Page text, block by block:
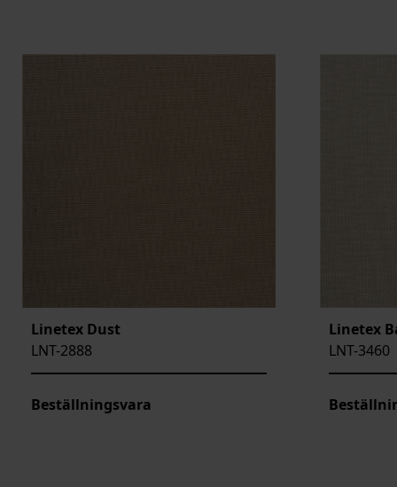
Linetex Dust
LNT-2888
Beställningsvara
Linetex
LNT-3460